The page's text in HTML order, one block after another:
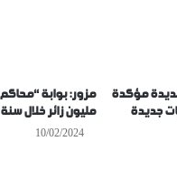
إصابة جديدة مؤكدة
مليون زائر خلال سنة 2023
10/02/2024